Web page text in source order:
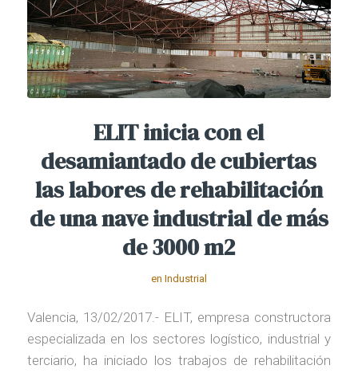
ELIT inicia con el
desamiantado de cubiertas
las labores de rehabilitación
de una nave industrial de más
de 3000 m2
en Industrial
Valencia, 13/02/2017.- ELIT, empresa constructora
especializada en los sectores logístico, industrial y
terciario, ha iniciado los trabajos de rehabilitación